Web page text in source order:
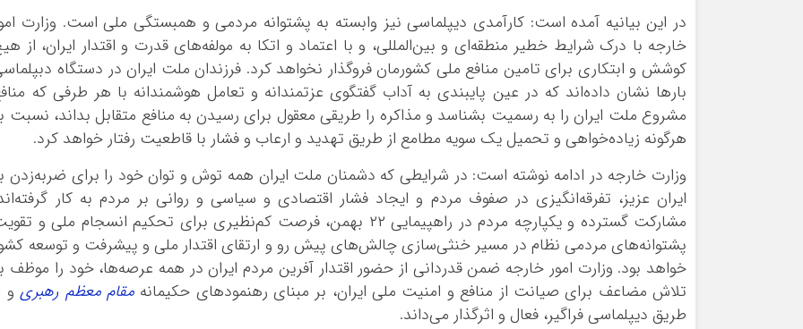
در این بیانیه آمده است: کارآمدی دیپلماسی نیز وابسته به پشتوانه مردمی و همبستگی ملی است. وزارت
خارجه با درک شرایط خطیر منطقه‌ای و بین‌المللی، و با اعتماد و اتکا به مولفه‌های قدرت و اقتدار ایران، از
کوشش و ابتکاری برای تامین منافع ملی کشورمان فروگذار نخواهد کرد. فرزندان ملت ایران در دستگاه
بارها نشان داده‌اند که در عین پایبندی به آداب گفتگوی عزتمندانه و تعامل هوشمندانه با هر طرفی که
مشروع ملت ایران را به رسمیت بشناسد و مذاکره را طریقی معقول برای رسیدن به منافع متقابل بداند، نسبت
هرگونه زیاده‌خواهی و تحمیل یک سویه مطامع از طریق تهدید و ارعاب و فشار با قاطعیت رفتار خواهد کرد.
وزارت خارجه در ادامه نوشته است: در شرایطی که دشمنان ملت ایران همه توش و توان خود را برای ضربه‌زدن
ایران عزیز، تفرقه‌انگیزی در صفوف مردم و ایجاد فشار اقتصادی و سیاسی و روانی بر مردم به کار
مشارکت گسترده و یکپارچه مردم در راهپیمایی ۲۲ بهمن، فرصت کم‌نظیری برای تحکیم انسجام ملی و
پشتوانه‌های مردمی نظام در مسیر خنثی‌سازی چالش‌های پیش رو و ارتقای اقتدار ملی و پیشرفت و توسعه
خواهد بود. وزارت امور خارجه ضمن قدردانی از حضور اقتدار آفرین مردم ایران در همه عرصه‌ها، خود را موظف
تلاش مضاعف برای صیانت از منافع و امنیت ملی ایران، بر مبنای رهنمودهای حکیمانهمقام معظم رهبریو
طریق دیپلماسی فراگیر، فعال و اثرگذار می‌داند.